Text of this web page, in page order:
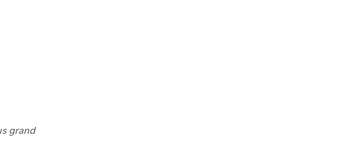
grand